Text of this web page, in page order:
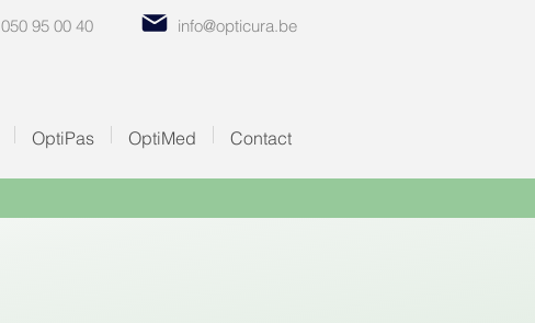
050 95 00 40 info@opticura.be
OptiPas OptiMed Contact